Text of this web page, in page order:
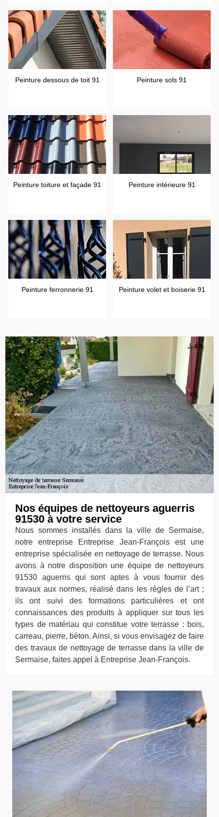
Peinture dessous de toit 91 Peinture sols 91
Peinture toiture et façade 91 Peinture intérieure 91
Peinture ferronnerie 91 Peinture volet et boiserie 91
Nos équipes de nettoyeurs aguerris
91530 à votre service
Nous sommes installés dans la ville de Sermaise,
notre entreprise Entreprise Jean-François est une
entreprise spécialisée en nettoyage de terrasse. Nous
avons à notre disposition une équipe de nettoyeurs
91530 aguerris qui sont aptes à vous fournir des
travaux aux normes, réalisé dans les règles de l’art ;
ils ont suivi des formations particulières et ont
connaissances des produits à appliquer sur tous les
types de matériau qui constitue votre terrasse : bois,
carreau, pierre, béton. Ainsi, si vous envisagez de faire
des travaux de nettoyage de terrasse dans la ville de
Sermaise, faites appel à Entreprise Jean-François.